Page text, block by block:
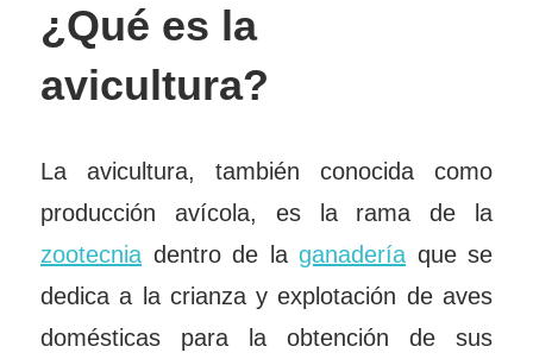
¿Qué es la
avicultura?
La avicultura, también conocida como
producción avícola, es la rama de la
zootecnia dentro de la ganadería que se
dedica a la crianza y explotación de aves
domésticas para la obtención de sus